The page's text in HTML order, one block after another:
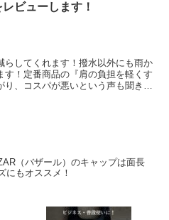
レビューします！
らしてくれます！撥水以外にも雨か
す！定番商品の『肩の負担を軽くす
、コスパが悪いという声も聞きま
（バザール）のキャップは面長
にもオススメ！